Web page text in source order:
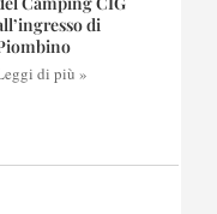
di
di più »